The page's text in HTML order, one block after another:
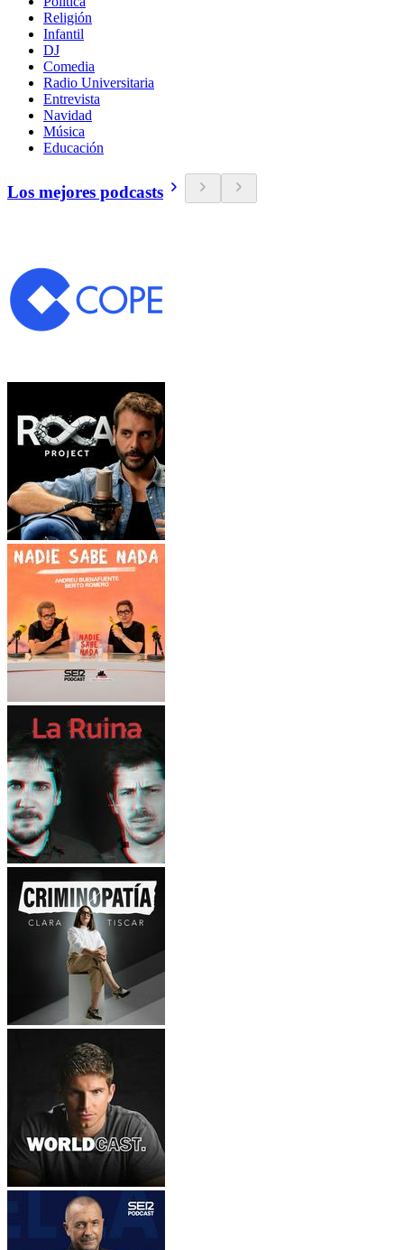
Religión
Infantil
DJ
Comedia
Radio Universitaria
Entrevista
Navidad
Música
Educación
Los mejores podcasts